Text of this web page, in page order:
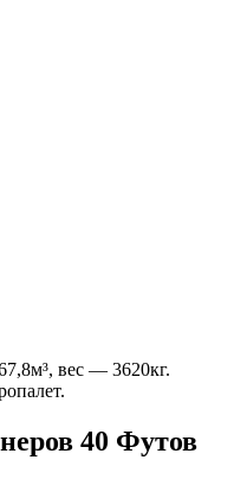
вес — 3620кг.
40 Футов